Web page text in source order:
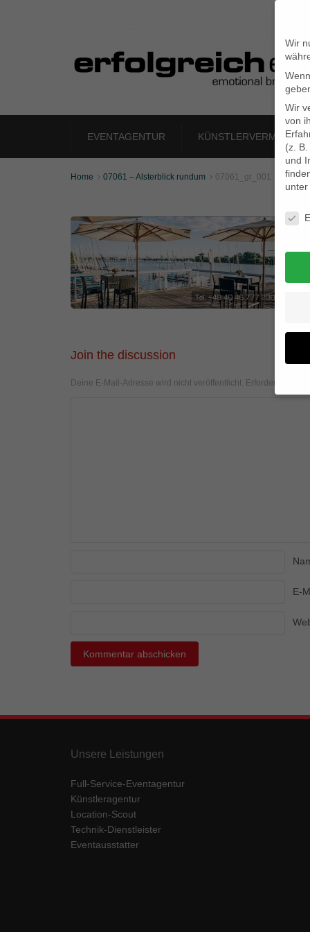
EVENTAGENTUR
Home  07061 – Alsterblick rundum  07061_gr_001
Join the discussion
Deine E-Mail-Adresse wird nicht veröffentlicht. Erforderliche
E-
Unsere Leistungen
Full-Service-Eventagentur
Künstleragentur
Location-Scout
Technik-Dienstleister
Eventausstatter
Wir
Wir
von
(z.
und
unter